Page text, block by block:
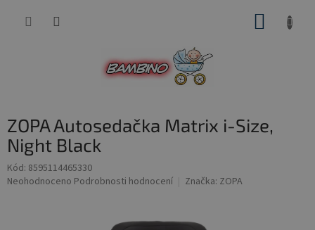
ZOPA Autosedačka Matrix i-Size,
Night Black
Kód: 8595114465330
Průměrné
Neohodnoceno Podrobnosti hodnocení Značka: ZOPA